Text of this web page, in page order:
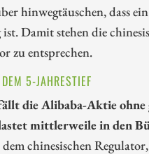
hinwegtäuschen, dass
Damit stehen die
zu entsprechen.
5-JAHRESTIEF
die Alibaba-Aktie
mittlerweile in den
chinesischen